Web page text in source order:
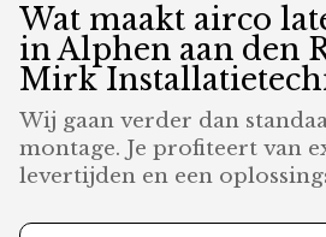
Wat maakt airco
in Alphen aan den
Mirk
Wij gaan verder dan
montage. Je profiteert van
levertijden en een